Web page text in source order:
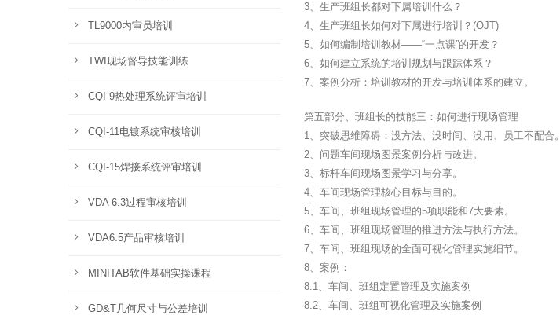
3、生产班组长都对下属培训什么？
4、生产班组长如何对下属进行培训？(OJT)
5、如何编制培训教材——“一点课”的开发？
6、如何建立系统的培训规划与跟踪体系？
7、案例分析：培训教材的开发与培训体系的建立。
第五部分、班组长的技能三：如何进行现场管理
1、突破思维障碍：没方法、没时间、没用、员工不配合。
2、问题车间现场图景案例分析与改进。
3、标杆车间现场图景学习与分享。
4、车间现场管理核心目标与目的。
5、车间、班组现场管理的5项职能和7大要素。
6、车间、班组现场管理的推进方法与执行方法。
7、车间、班组现场的全面可视化管理实施细节。
8、案例：
8.1、车间、班组定置管理及实施案例
8.2、车间、班组可视化管理及实施案例
TL9000内审员培训
TWI现场督导技能训练
CQI-9热处理系统评审培训
CQI-11电镀系统审核培训
CQI-15焊接系统评审培训
VDA 6.3过程审核培训
VDA6.5产品审核培训
MINITAB软件基础实操课程
GD&T几何尺寸与公差培训